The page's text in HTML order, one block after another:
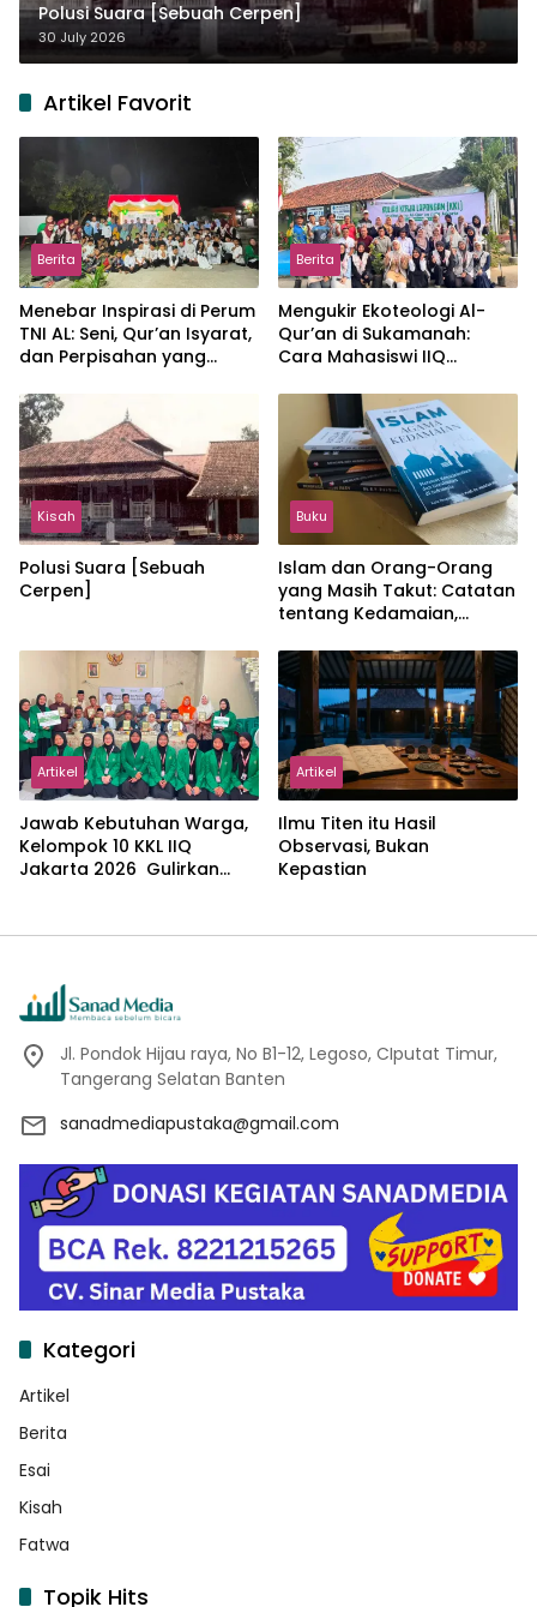
Polusi Suara [Sebuah Cerpen]
30 July 2026
Artikel Favorit
Berita
Menebar Inspirasi di Perum
TNI AL: Seni, Qur’an Isyarat,
dan Perpisahan yang
Berita
Mengukir Ekoteologi Al-
Qur’an di Sukamanah:
Cara Mahasiswi IIQ
Jonggol
Kisah
Polusi Suara [Sebuah
Cerpen]
Buku
Islam dan Orang-Orang
yang Masih Takut: Catatan
tentang Kedamaian,
dalam Pemikiran Masykuri
Abdillah
Artikel
Jawab Kebutuhan Warga,
Kelompok 10 KKL IIQ
Jakarta 2026 Gulirkan
Artikel
Ilmu Titen itu Hasil
Observasi, Bukan
Kepastian
Jl. Pondok Hijau raya, No B1-12, Legoso, CIputat Timur,
Tangerang Selatan Banten
sanadmediapustaka@gmail.com
Kategori
Artikel
Berita
Esai
Kisah
Fatwa
Topik Hits